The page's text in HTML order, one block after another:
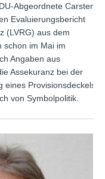
Abgeordnete Carsten
Evaluierungsbericht
(LVRG) aus dem
schon im Mai im
Angaben aus
Assekuranz bei der
Provisionsdeckels.
von Symbolpolitik.